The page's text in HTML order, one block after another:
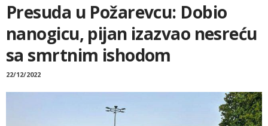
Presuda u Požarevcu: Dobio
nanogicu, pijan izazvao nesreću
sa smrtnim ishodom
22/12/2022